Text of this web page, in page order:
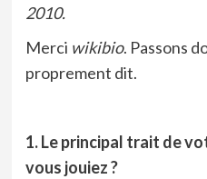
2010.
Merci wikibio. Passons
proprement dit.
1. Le principal trait de
vous jouiez ?